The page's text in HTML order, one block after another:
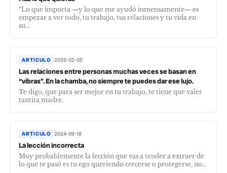
“Lo que importa —y lo que me ayudó inmensamente— es
empezar a ver todo, tu trabajo, tus relaciones y tu vida en
su...
ARTICULO 2026-02-05
Las relaciones entre personas muchas veces se basan en
“vibras”. En la chamba, no siempre te puedes dar ese lujo.
Te digo, que para ser mejor en tu trabajo, te tiene que valer
tantita madre.
ARTICULO 2024-09-18
La lección incorrecta
Muy probablemente la lección que vas a tender a extraer de
lo que te pasó es tu ego queriendo crecerse o protegerse, no...